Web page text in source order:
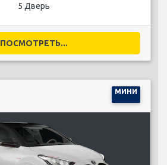
5 Дверь
ПОСМОТРЕТЬ...
МИНИ